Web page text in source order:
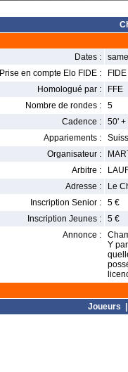
Dates :
Prise en compte Elo FIDE :
Homologué par :
FFE
Nombre de rondes :
5
Cadence :
50' +
Appariements :
Organisateur :
Arbitre :
Adresse :
Le
Inscription Senior :
5 €
Inscription Jeunes :
5 €
Annonce :
Y
Joueurs